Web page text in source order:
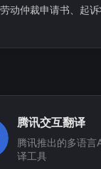
仲裁申请书、起诉
腾讯交互翻译
腾讯推出的多语言
译工具